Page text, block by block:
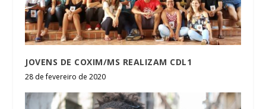
JOVENS DE COXIM/MS REALIZAM CDL1
28 de fevereiro de 2020